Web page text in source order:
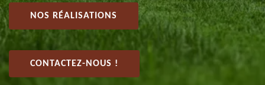
NOS RÉALISATIONS
CONTACTEZ-NOUS !